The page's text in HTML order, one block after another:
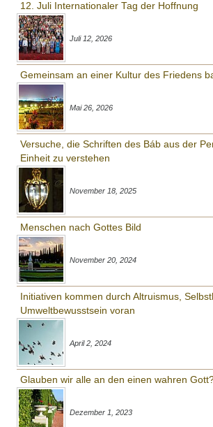
12. Juli Internationaler Tag der Hoffnung
Juli 12, 2026
Gemeinsam an einer Kultur des Friedens
Mai 26, 2026
Versuche, die Schriften des Báb aus der
Einheit zu verstehen
November 18, 2025
Menschen nach Gottes Bild
November 20, 2024
Initiativen kommen durch Altruismus,
Umweltbewusstsein voran
April 2, 2024
Glauben wir alle an den einen wahren
Dezember 1, 2023